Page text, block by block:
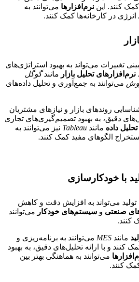
کنند. این نرم‌افزارها می‌توانند به
انرژی در کارخانه‌ها کمک کنند.
تغییرات می‌تواند به بهبود استراتژی‌های
نرم‌افزارهای تحلیل بازار مانندگوگل
می‌توانند به جمع‌آوری و تحلیل داده‌های
روندهای بازار و نیازهای مشتریان
دقیق، به بهبود تصمیم‌گیری‌های تجاری
داده مانند Tableau نیز می‌توانند به
الگوهای مفید کمک کنند.
با خودکارسازی
می‌تواند به افزایش دقت و کاهش
صنعتی و سیستم‌های خودکار می‌توانند
کنند.
مانند MES می‌توانند به برنامه‌ریزی و
کنند و با ارائه تحلیل‌های دقیق، به بهبود
می‌توانند به هماهنگی بهتر بین
کنند.